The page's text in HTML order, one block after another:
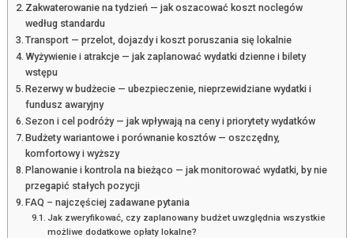
Zakwaterowanie na tydzień — jak oszacować koszt noclegów
według standardu
Transport — przelot, dojazdy i koszt poruszania się lokalnie
Wyżywienie i atrakcje — jak zaplanować wydatki dzienne i bilety
wstępu
Rezerwy w budżecie — ubezpieczenie, nieprzewidziane wydatki i
fundusz awaryjny
Sezon i cel podróży — jak wpływają na ceny i priorytety wydatków
Budżety wariantowe i porównanie kosztów — oszczędny,
komfortowy i wyższy
Planowanie i kontrola na bieżąco — jak monitorować wydatki, by nie
przegapić stałych pozycji
FAQ – najczęściej zadawane pytania
Jak zweryfikować, czy zaplanowany budżet uwzględnia wszystkie
możliwe dodatkowe opłaty lokalne?